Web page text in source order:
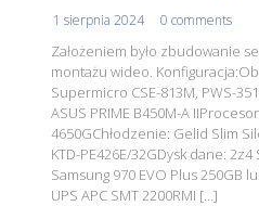
1 sierpnia 2024 0 comments
Założeniem było zbudowanie
montażu wideo.
Supermicro CSE-813M, PWS-
ASUS PRIME B450M-A
4650GChłodzenie: Gelid Slim
KTD-PE426E/32GDysk dane:
Samsung 970 EVO Plus 250GB
UPS APC SMT 2200RMI […]